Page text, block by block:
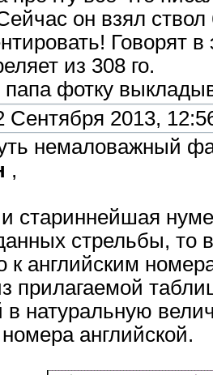
он взял
Говорят
из 308 го.
фотку
Сентября 2013,
немаловажный
,
стариннейшая
стрельбы, то
к английским
прилагаемой
натуральную
английской.